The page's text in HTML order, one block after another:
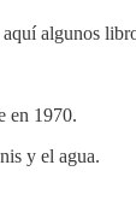
algunos
en 1970.
y el agua.